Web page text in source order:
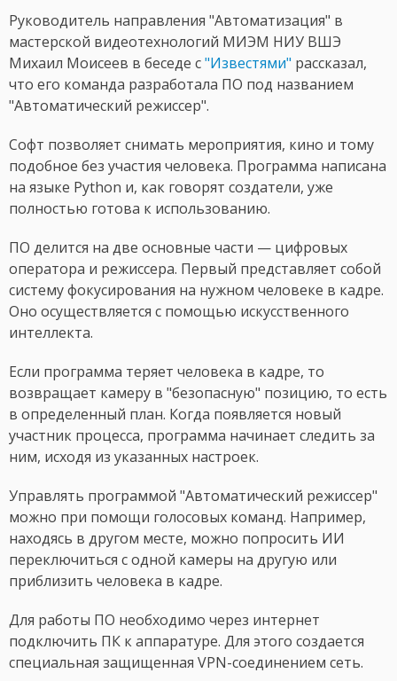
Руководитель направления "Автоматизация" в
мастерской видеотехнологий МИЭМ НИУ ВШЭ
Михаил Моисеев в беседе с"Известями" рассказал,
что его команда разработала ПО под названием
"Автоматический режиссер".
Софт позволяет снимать мероприятия, кино и тому
подобное без участия человека. Программа написана
на языке Python и, как говорят создатели, уже
полностью готова к использованию.
ПО делится на две основные части — цифровых
оператора и режиссера. Первый представляет собой
систему фокусирования на нужном человеке в кадре.
Оно осуществляется с помощью искусственного
интеллекта.
Если программа теряет человека в кадре, то
возвращает камеру в "безопасную" позицию, то есть
в определенный план. Когда появляется новый
участник процесса, программа начинает следить за
ним, исходя из указанных настроек.
Управлять программой "Автоматический режиссер"
можно при помощи голосовых команд. Например,
находясь в другом месте, можно попросить ИИ
переключиться с одной камеры на другую или
приблизить человека в кадре.
Для работы ПО необходимо через интернет
подключить ПК к аппаратуре. Для этого создается
специальная защищенная VPN-соединением сеть.